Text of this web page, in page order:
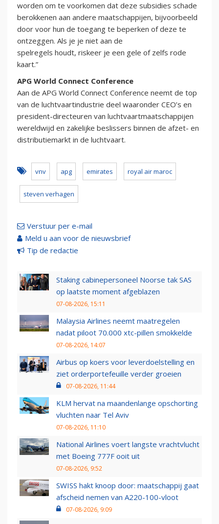
worden om te voorkomen dat deze subsidies schade
berokkenen aan andere maatschappijen, bijvoorbeeld
door voor hun de toegang te beperken of deze te
ontzeggen. Als je je niet aan de
spelregels houdt, riskeer je een gele of zelfs rode
kaart.”
APG World Connect Conference
Aan de APG World Connect Conference neemt de top
van de luchtvaartindustrie deel waaronder CEO’s en
president-directeuren van luchtvaartmaatschappijen
wereldwijd en zakelijke beslissers binnen de afzet- en
distributiemarkt in de luchtvaart.
vnv apg emirates royal air maroc
steven verhagen
Verstuur per e-mail
Meld u aan voor de nieuwsbrief
Tip de redactie
Staking cabinepersoneel Noorse tak SAS
op laatste moment afgeblazen
07-08-2026, 15:11
Malaysia Airlines neemt maatregelen
nadat piloot 70.000 xtc-pillen smokkelde
07-08-2026, 14:07
Airbus op koers voor leverdoelstelling en
ziet orderportefeuille verder groeien
07-08-2026, 11:44
KLM hervat na maandenlange opschorting
vluchten naar Tel Aviv
07-08-2026, 11:10
National Airlines voert langste vrachtvlucht
met Boeing 777F ooit uit
07-08-2026, 9:52
SWISS hakt knoop door: maatschappij gaat
afscheid nemen van A220-100-vloot
07-08-2026, 9:09